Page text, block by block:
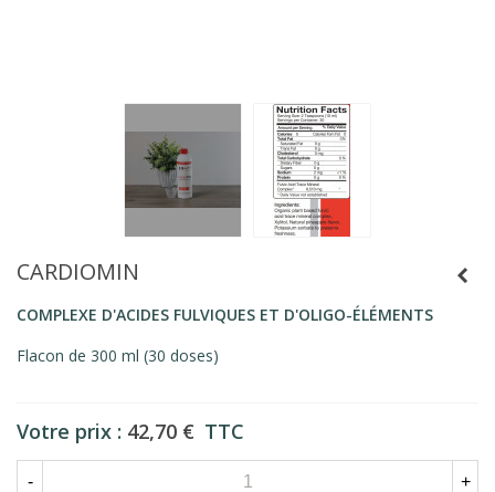
CARDIOMIN
COMPLEXE D'ACIDES FULVIQUES ET D'OLIGO-ÉLÉMENTS
Flacon de 300 ml (30 doses)
Votre prix : 42,70 € TTC
- +